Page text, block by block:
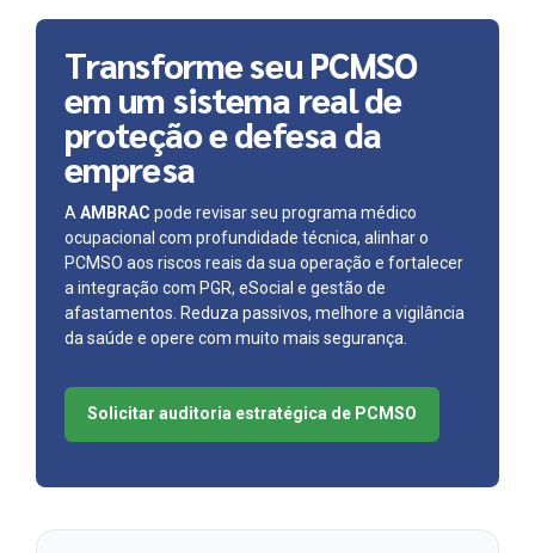
Transforme seu PCMSO
em um sistema real de
proteção e defesa da
empresa
A AMBRAC pode revisar seu programa médico
ocupacional com profundidade técnica, alinhar o
PCMSO aos riscos reais da sua operação e fortalecer
a integração com PGR, eSocial e gestão de
afastamentos. Reduza passivos, melhore a vigilância
da saúde e opere com muito mais segurança.
Solicitar auditoria estratégica de PCMSO